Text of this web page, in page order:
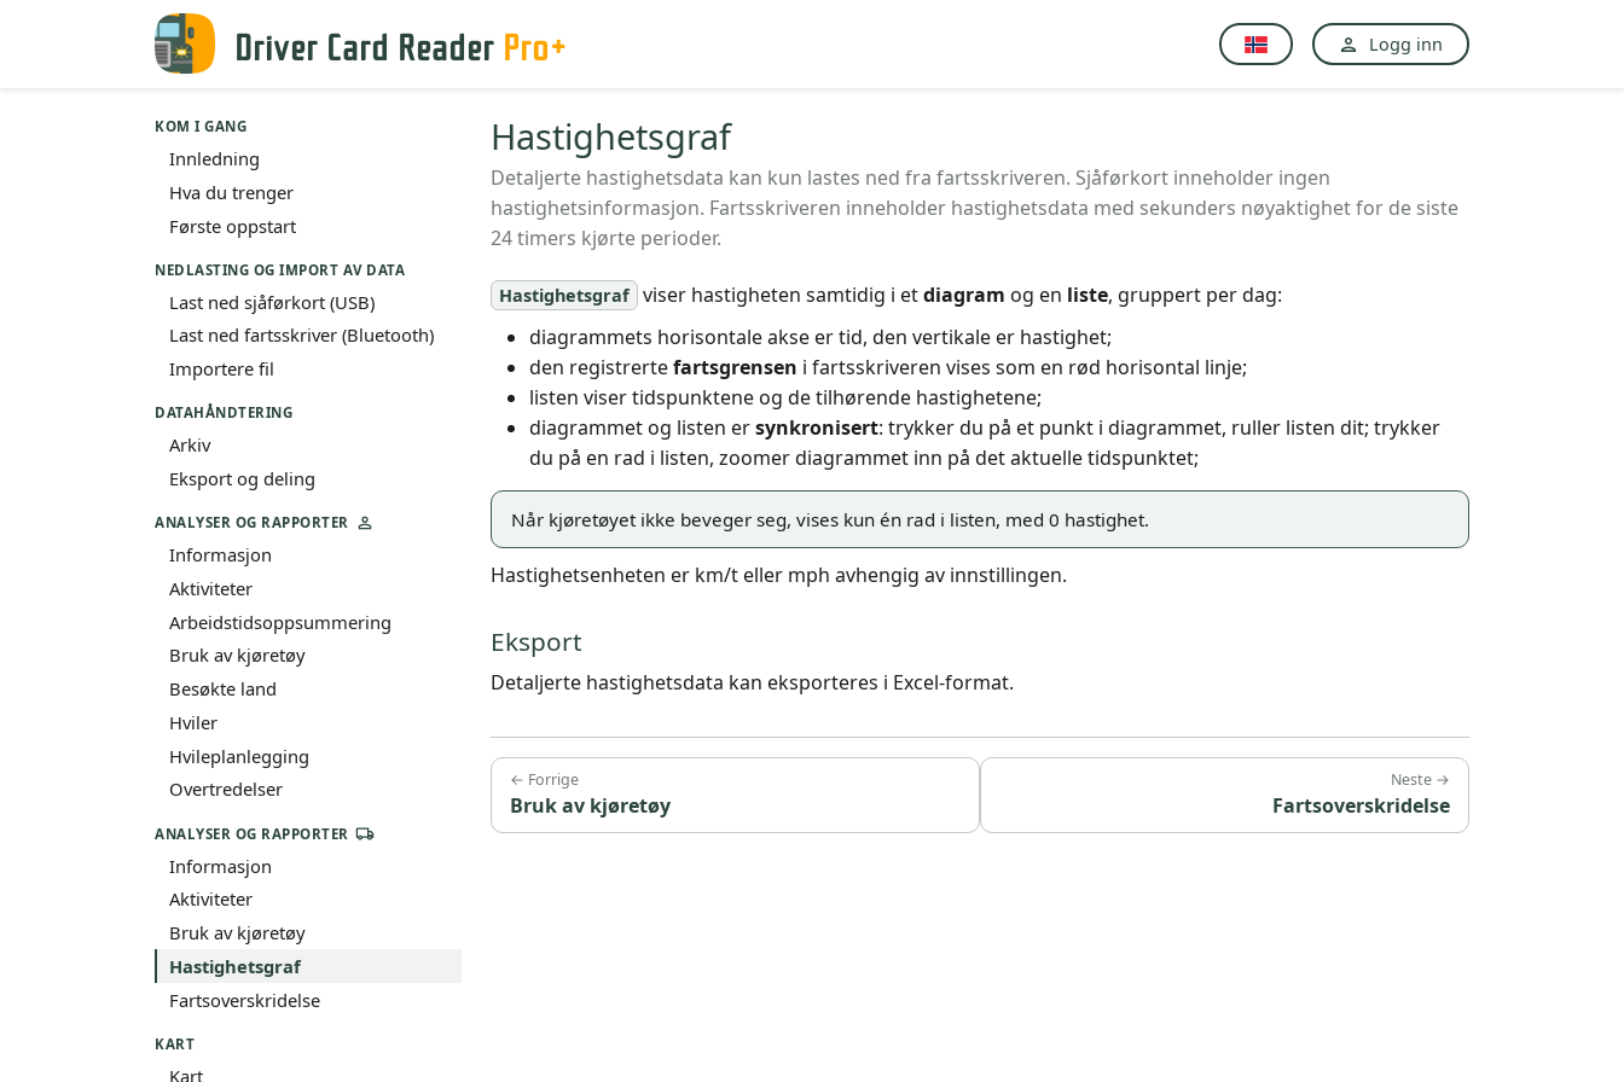
Driver Card Reader Pro+ Logg inn
KOM I GANG
Innledning
Hva du trenger
Første oppstart
NEDLASTING OG IMPORT AV DATA
Last ned sjåførkort (USB)
Last ned fartsskriver (Bluetooth)
Importere fil
DATAHÅNDTERING
Arkiv
Eksport og deling
ANALYSER OG RAPPORTER
Informasjon
Aktiviteter
Arbeidstidsoppsummering
Bruk av kjøretøy
Besøkte land
Hviler
Hvileplanlegging
Overtredelser
ANALYSER OG RAPPORTER
Informasjon
Aktiviteter
Bruk av kjøretøy
Hastighetsgraf
Fartsoverskridelse
KART
Kart
Hastighetsgraf
Detaljerte hastighetsdata kan kun lastes ned fra fartsskriveren. Sjåførkort inneholder ingen
hastighetsinformasjon. Fartsskriveren inneholder hastighetsdata med sekunders nøyaktighet for de siste
24 timers kjørte perioder.
Hastighetsgraf viser hastigheten samtidig i etdiagram og en liste, gruppert per dag:
diagrammets horisontale akse er tid, den vertikale er hastighet;
den registrertefartsgrensen i fartsskriveren vises som en rød horisontal linje;
listen viser tidspunktene og de tilhørende hastighetene;
diagrammet og listen ersynkronisert: trykker du på et punkt i diagrammet, ruller listen dit; trykker
du på en rad i listen, zoomer diagrammet inn på det aktuelle tidspunktet;
Når kjøretøyet ikke beveger seg, vises kun én rad i listen, med 0 hastighet.
Hastighetsenheten er km/t eller mph avhengig av innstillingen.
Eksport
Detaljerte hastighetsdata kan eksporteres i Excel-format.
← Forrige
Bruk av kjøretøy
Neste →
Fartsoverskridelse